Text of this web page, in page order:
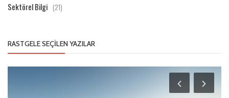
Sektörel Bilgi (21)
RASTGELE SEÇILEN YAZILAR